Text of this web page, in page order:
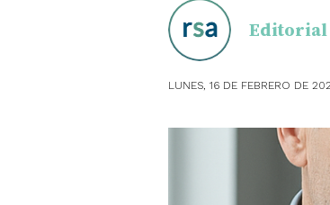
Editorial
LUNES, 16 DE FEBRERO DE